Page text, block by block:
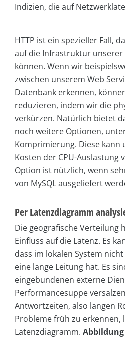
Indizien, die auf
HTTP ist ein spezieller Fall,
auf die Infrastruktur
können. Wenn wir
zwischen unserem Web
Datenbank erkennen,
reduzieren, indem wir die
verkürzen. Natürlich bietet
noch weitere Optionen,
Komprimierung. Diese kann
Kosten der CPU-Auslastung
Option ist nützlich, wenn
von MySQL ausgeliefert
Per Latenzdiagramm
Die geografische Verteilung
Einfluss auf die Latenz. Es
dass im lokalen System
eine lange Leitung hat. Es
eingebundenen externe
Performancesuppe
Antwortzeiten, also langen
Probleme früh zu erkennen,
Latenzdiagramm. Abbildung